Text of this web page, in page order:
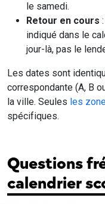
le samedi.
Retour en cours
indiqué dans le
jour-là, pas le
Les dates sont
correspondante (A, B
la ville. Seules les
spécifiques.
Questions
calendrier